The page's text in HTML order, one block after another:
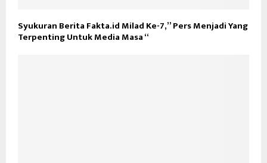
Syukuran Berita Fakta.id Milad Ke-7,” Pers Menjadi Yang
Terpenting Untuk Media Masa “